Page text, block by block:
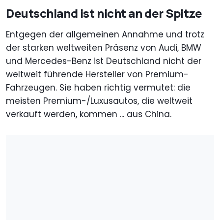
Deutschland ist nicht an der Spitze
Entgegen der allgemeinen Annahme und trotz
der starken weltweiten Präsenz von Audi, BMW
und Mercedes-Benz ist Deutschland nicht der
weltweit führende Hersteller von Premium-
Fahrzeugen. Sie haben richtig vermutet: die
meisten Premium-/Luxusautos, die weltweit
verkauft werden, kommen ... aus China.